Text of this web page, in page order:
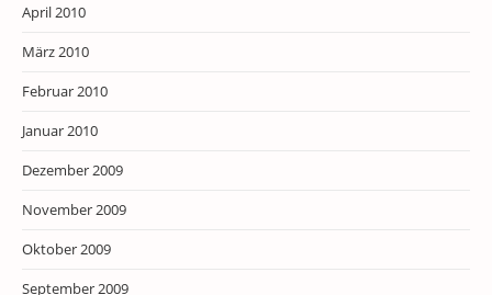
April 2010
März 2010
Februar 2010
Januar 2010
Dezember 2009
November 2009
Oktober 2009
September 2009